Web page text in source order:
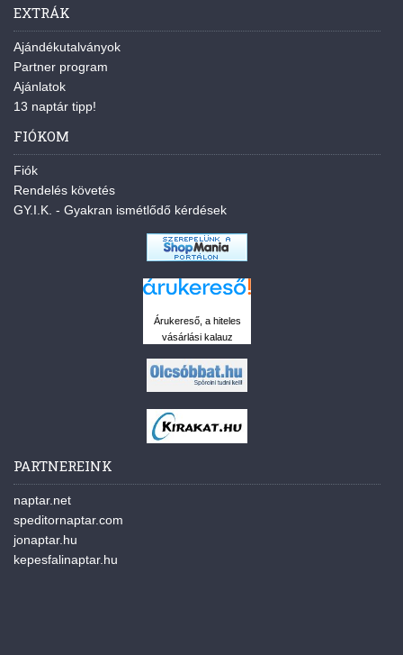
EXTRÁK
Ajándékutalványok
Partner program
Ajánlatok
13 naptár tipp!
FIÓKOM
Fiók
Rendelés követés
GY.I.K. - Gyakran ismétlődő kérdések
Árukereső, a hiteles
vásárlási kalauz
PARTNEREINK
naptar.net
speditornaptar.com
jonaptar.hu
kepesfalinaptar.hu